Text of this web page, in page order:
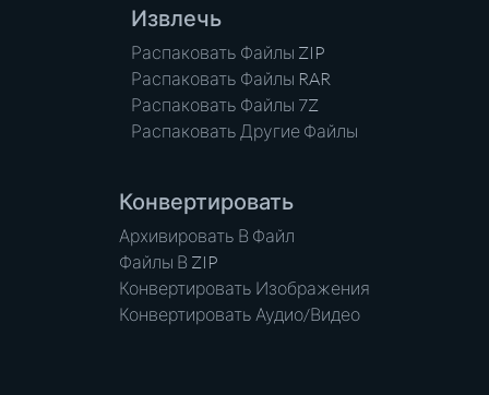
Извлечь
Распаковать Файлы ZIP
Распаковать Файлы RAR
Распаковать Файлы 7Z
Распаковать Другие Файлы
Конвертировать
Архивировать В Файл
Файлы В ZIP
Конвертировать Изображения
Конвертировать Аудио/Видео